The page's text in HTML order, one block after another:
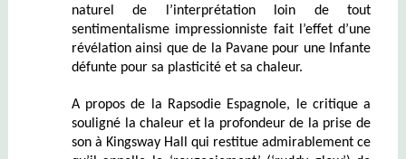
naturel de l’interprétation loin de tout
sentimentalisme impressionniste fait l’effet d’une
révélation ainsi que de la Pavane pour une Infante
défunte pour sa plasticité et sa chaleur.
A propos de la Rapsodie Espagnole, le critique a
souligné la chaleur et la profondeur de la prise de
son à Kingsway Hall qui restitue admirablement ce